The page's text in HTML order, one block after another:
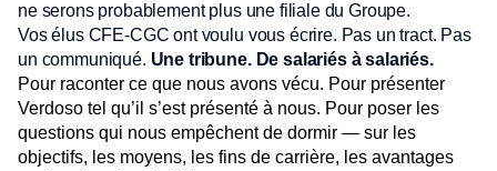
ne serons probablement plus une filiale du Groupe.
Vos élus CFE-CGC ont voulu vous écrire. Pas un tract. Pas
un communiqué. Une tribune. De salariés à salariés.
Pour raconter ce que nous avons vécu. Pour présenter
Verdoso tel qu’il s’est présenté à nous. Pour poser les
questions qui nous empêchent de dormir — sur les
objectifs, les moyens, les fins de carrière, les avantages